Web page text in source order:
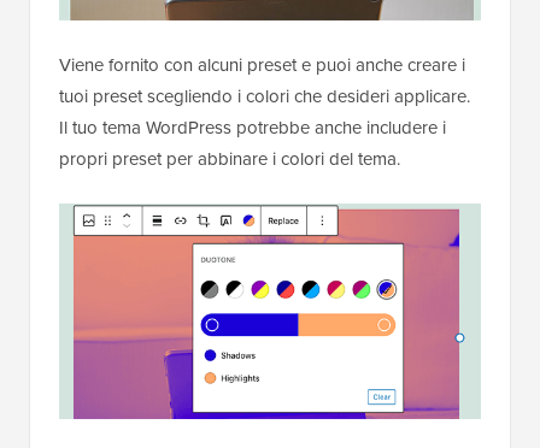
Viene fornito con alcuni preset e puoi anche creare i
tuoi preset scegliendo i colori che desideri applicare.
Il tuo tema WordPress potrebbe anche includere i
propri preset per abbinare i colori del tema.